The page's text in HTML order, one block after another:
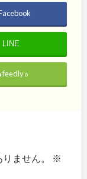
LINE
feedly6
ません。
※